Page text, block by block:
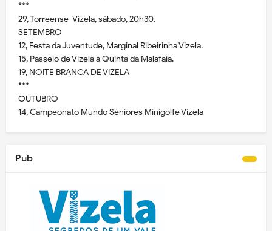
***
29, Torreense-Vizela, sábado, 20h30.
SETEMBRO
12, Festa da Juventude, Marginal Ribeirinha Vizela.
15, Passeio de Vizela à Quinta da Malafaia.
19, NOITE BRANCA DE VIZELA
***
OUTUBRO
14, Campeonato Mundo Séniores Minigolfe Vizela
Pub